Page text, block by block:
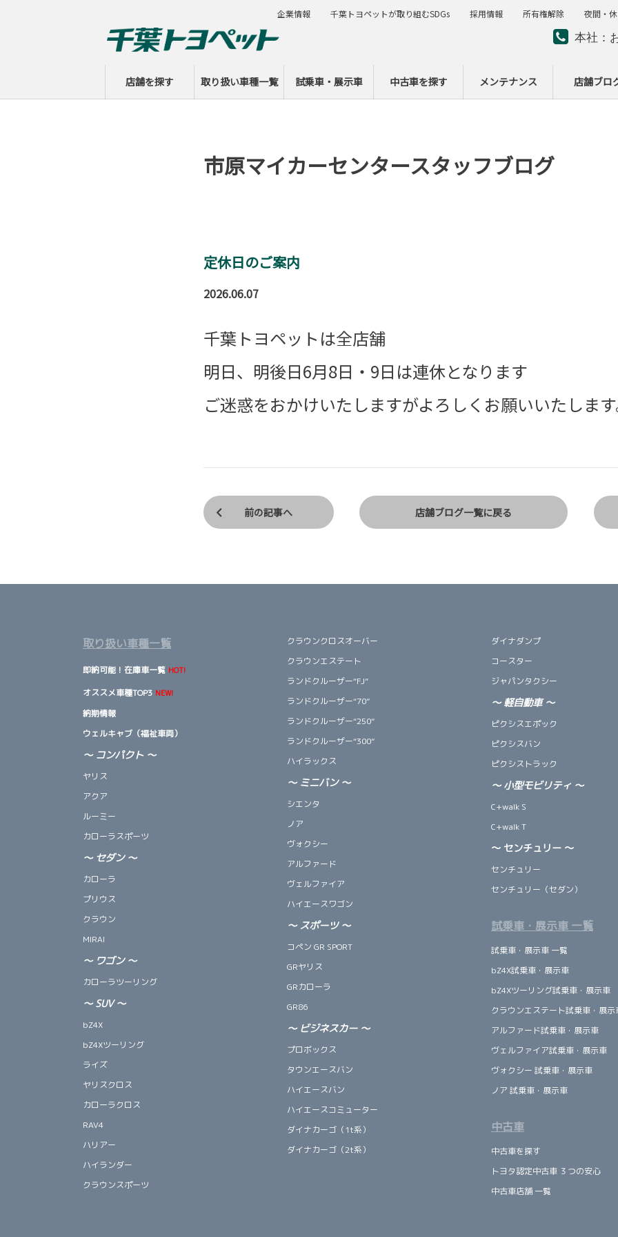
本社：
ー
店舗を探す 取り扱い車種一覧 試乗車・展示車 中古車を探す メンテナンス 店舗ブロ
企業情報 千葉トヨペットが取り組むSDGs 採用情報 所有権解除 夜間・
市原マイカーセンタースタッフブログ
定休日のご案内
2026.06.07
千葉トヨペットは全店舗
明日、明後日6月8日・9日は連休となります
ご迷惑をおかけいたしますがよろしくお願いいたします
前の記事へ 店舗ブログ一覧に戻る
取り扱い車種一覧
即納可能！在庫車一覧 HOT!
オススメ車種TOP3 NEW!
納期情報
ウェルキャブ（福祉車両）
～ コンパクト ～
ヤリス
アクア
ルーミー
カローラスポーツ
～ セダン ～
カローラ
プリウス
クラウン
MIRAI
～ ワゴン ～
カローラツーリング
～ SUV～
bZ4X
bZ4Xツーリング
ライズ
ヤリスクロス
カローラクロス
RAV4
ハリアー
ハイランダー
クラウンスポーツ
クラウンクロスオーバー
クラウンエステート
ランドクルーザー“FJ”
ランドクルーザー“70”
ランドクルーザー“250”
ランドクルーザー“300”
ハイラックス
～ ミニバン ～
シエンタ
ノア
ヴォクシー
アルファード
ヴェルファイア
ハイエースワゴン
～ スポーツ ～
コペン GR SPORT
GRヤリス
GRカローラ
GR86
～ ビジネスカー ～
プロボックス
タウンエースバン
ハイエースバン
ハイエースコミューター
ダイナカーゴ（1t系）
ダイナカーゴ（2t系）
ダイナダンプ
コースター
ジャパンタクシー
～ 軽自動車～
ピクシスエポック
ピクシスバン
ピクシストラック
～ 小型モビリティ ～
C+walk S
C+walk T
～ センチュリー ～
センチュリー
センチュリー（セダン）
試乗車・展示車 一覧
試乗車・展示車 一覧
bZ4X試乗車・展示車
bZ4Xツーリング試乗車・展示車
クラウンエステート試乗車・展示
アルファード試乗車・展示車
ヴェルファイア試乗車・展示車
ヴォクシー 試乗車・展示車
ノア 試乗車・展示車
中古車
中古車を探す
トヨタ認定中古車 ３つの安心
中古車店舗 一覧